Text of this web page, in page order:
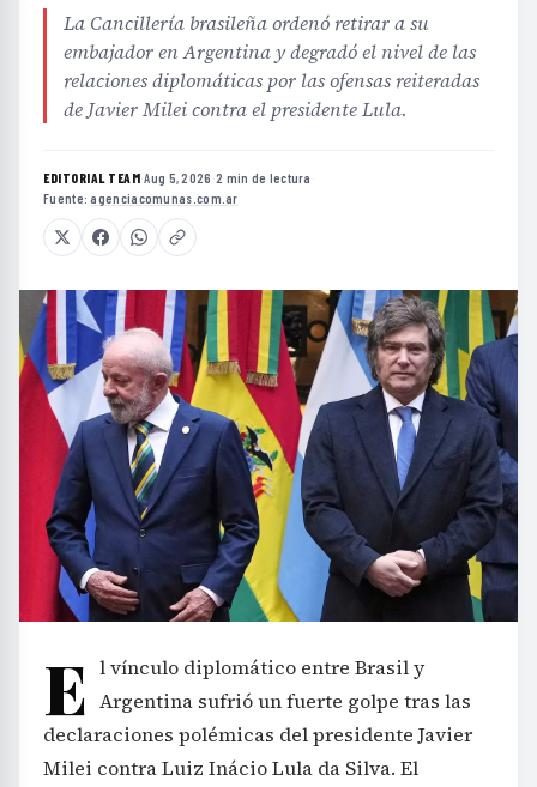
relaciones diplomáticas por las ofensas reiteradas
de Javier Milei contra el presidente Lula.
EDITORIAL TEAM ·Aug 5, 2026·2 min de lectura·
E l vínculo diplomático entre Brasil y
declaraciones polémicas del presidente Javier
Milei contra Luiz Inácio Lula da Silva. El
gobierno brasileño anunció el retiro de su
embajador en Buenos Aires, Julio Bitelli, y redujo